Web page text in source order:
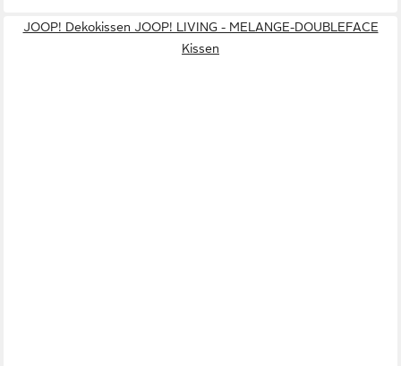
JOOP! Dekokissen JOOP! LIVING - MELANGE-DOUBLEFACE
Kissen